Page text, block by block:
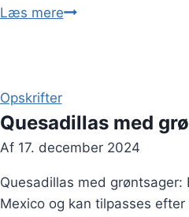
Læs mereQuesadillas
Opskrifter
Quesadillas med
Af 17. december 2024
Quesadillas med
Mexico og kan tilpasses